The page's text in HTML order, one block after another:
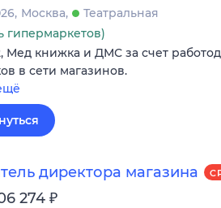
Москва
Театральная
гипермаркетов)
Мед книжка и ДМС за счет
в сети магазинов.
директора магазина
274 ₽